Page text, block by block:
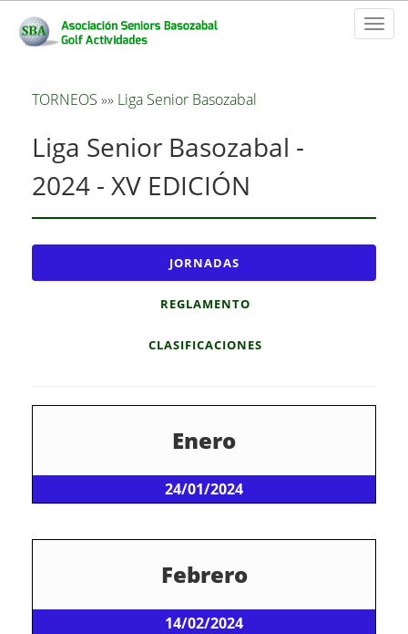
Toggle
TORNEOS »» Liga Senior Basozabal
Liga Senior Basozabal -
2024 - XV EDICIÓN
JORNADAS
REGLAMENTO
CLASIFICACIONES
Enero
24/01/2024
Febrero
14/02/2024